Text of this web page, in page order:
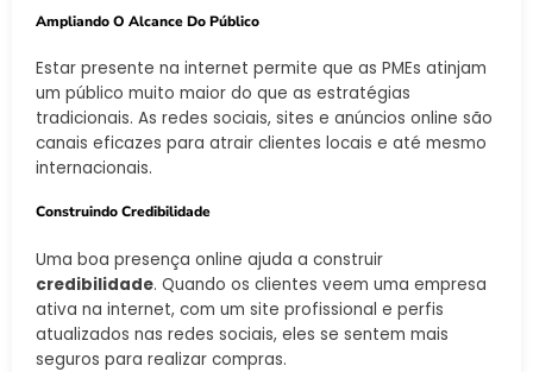
Ampliando O Alcance Do Público
Estar presente na internet permite que as PMEs atinjam
um público muito maior do que as estratégias
tradicionais. As redes sociais, sites e anúncios online são
canais eficazes para atrair clientes locais e até mesmo
internacionais.
Construindo Credibilidade
Uma boa presença online ajuda a construir
credibilidade. Quando os clientes veem uma empresa
ativa na internet, com um site profissional e perfis
atualizados nas redes sociais, eles se sentem mais
seguros para realizar compras.